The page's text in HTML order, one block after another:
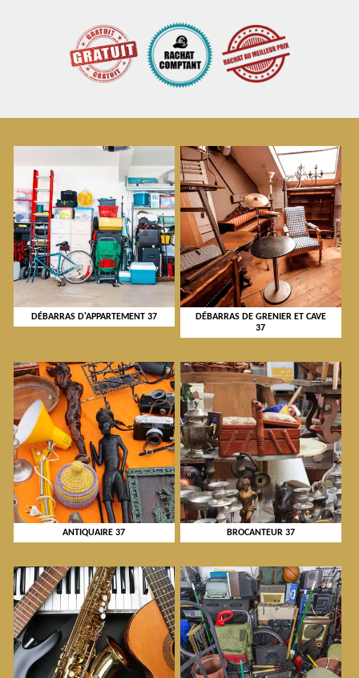
DÉBARRAS D'APPARTEMENT 37
DÉBARRAS DE GRENIER ET CAVE
37
ANTIQUAIRE 37 BROCANTEUR 37